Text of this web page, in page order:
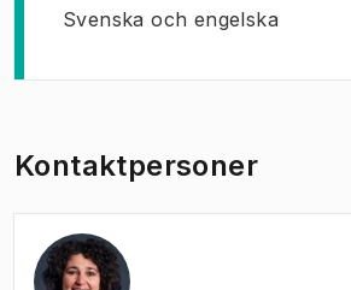
Svenska och engelska
Kontaktpersoner